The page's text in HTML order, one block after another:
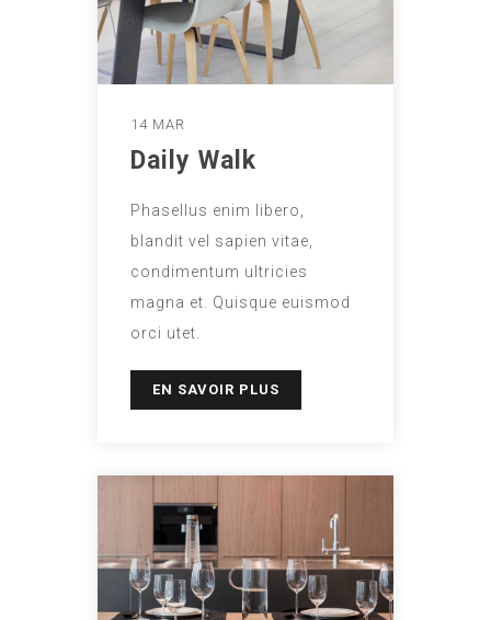
14 MAR
Daily Walk
Phasellus enim libero,
blandit vel sapien vitae,
condimentum ultricies
magna et. Quisque euismod
orci utet.
EN SAVOIR PLUS